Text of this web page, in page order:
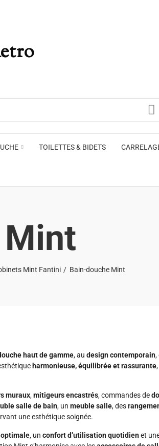
TOILETTES & BIDETS
Mint Fantini Bain-douche Mint
haut de gamme, au design contemporain,
harmonieuse, équilibrée et rassurante
muraux,mitigeurs encastrés, commandes de
salle de bain, un meuble salle, des
une esthétique soignée.
, un confort d’utilisation quotidienet